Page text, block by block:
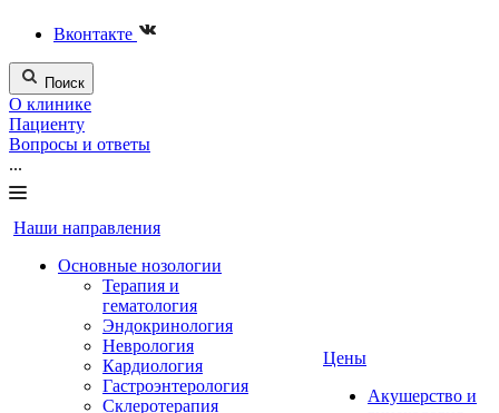
Вконтакте
Поиск
О клинике
Пациенту
Вопросы и ответы
...
Наши направления
Основные нозологии
Терапия и
гематология
Эндокринология
Неврология
Кардиология
Гастроэнтерология
Склеротерапия
Цены
Акушерство и